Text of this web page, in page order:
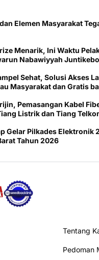
Elemen Masyarakat
Menarik, Ini Waktu
Nabawiyyah
Sehat, Solusi Akses
Masyarakat dan Gratis
Pemasangan Kabel
Listrik dan Tiang
Gelar Pilkades Elektronik
Tahun 2026
Tentang
Pedoman